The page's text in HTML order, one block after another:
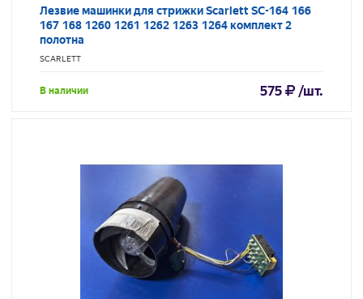
Лезвие машинки для стрижки Scarlett SC-164 166
167 168 1260 1261 1262 1263 1264 комплект 2
полотна
SCARLETT
В наличии 575 /шт.